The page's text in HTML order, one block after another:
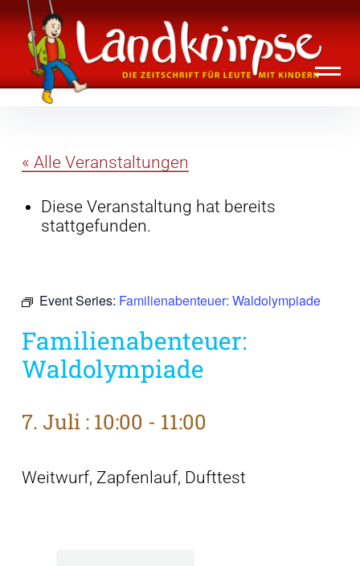
Inhalte
überspringen
Landknirpse – Die Zeitschrift für Leute
mit Kindern
« Alle Veranstaltungen
Diese Veranstaltung hat bereits
stattgefunden.
Event Series: Familienabenteuer: Waldolympiade
Familienabenteuer:
Waldolympiade
7. Juli : 10:00 - 11:00
Weitwurf, Zapfenlauf, Dufttest